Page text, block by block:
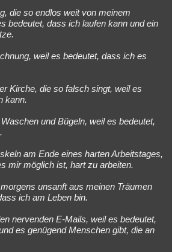
die so endlos weit von meinem
bedeutet, dass ich laufen kann und ein
weil es bedeutet, dass ich es
Kirche, die so falsch singt, weil es
kann.
und Bügeln, weil es bedeutet,
am Ende eines harten Arbeitstages,
mir möglich ist, hart zu arbeiten.
unsanft aus meinen Träumen
ich am Leben bin.
nervenden E-Mails, weil es bedeutet,
es genügend Menschen gibt, die an